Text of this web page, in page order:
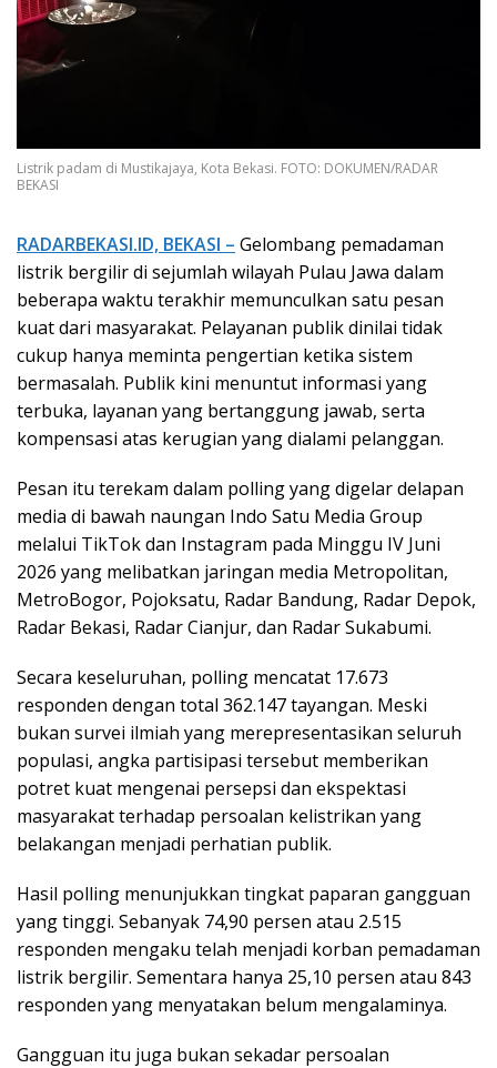
Listrik padam di Mustikajaya, Kota Bekasi. FOTO: DOKUMEN/RADAR
BEKASI
RADARBEKASI.ID, BEKASI – Gelombang pemadaman
listrik bergilir di sejumlah wilayah Pulau Jawa dalam
beberapa waktu terakhir memunculkan satu pesan
kuat dari masyarakat. Pelayanan publik dinilai tidak
cukup hanya meminta pengertian ketika sistem
bermasalah. Publik kini menuntut informasi yang
terbuka, layanan yang bertanggung jawab, serta
kompensasi atas kerugian yang dialami pelanggan.
Pesan itu terekam dalam polling yang digelar delapan
media di bawah naungan Indo Satu Media Group
melalui TikTok dan Instagram pada Minggu IV Juni
2026 yang melibatkan jaringan media Metropolitan,
MetroBogor, Pojoksatu, Radar Bandung, Radar Depok,
Radar Bekasi, Radar Cianjur, dan Radar Sukabumi.
Secara keseluruhan, polling mencatat 17.673
responden dengan total 362.147 tayangan. Meski
bukan survei ilmiah yang merepresentasikan seluruh
populasi, angka partisipasi tersebut memberikan
potret kuat mengenai persepsi dan ekspektasi
masyarakat terhadap persoalan kelistrikan yang
belakangan menjadi perhatian publik.
Hasil polling menunjukkan tingkat paparan gangguan
yang tinggi. Sebanyak 74,90 persen atau 2.515
responden mengaku telah menjadi korban pemadaman
listrik bergilir. Sementara hanya 25,10 persen atau 843
responden yang menyatakan belum mengalaminya.
Gangguan itu juga bukan sekadar persoalan